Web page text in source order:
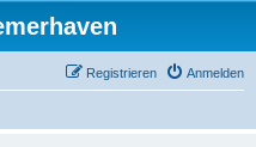
Anmelden
Registrieren